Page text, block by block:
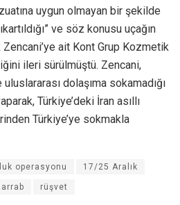
uygun olmayan bir şekilde
ve söz konusu uçağın
ait Kont Grup Kozmetik
ileri sürülmüştü. Zencani,
uluslararası dolaşıma sokamadığı
Türkiye’deki İran asıllı
Türkiye’ye sokmakla
operasyonu 17/25 Aralık
rüşvet